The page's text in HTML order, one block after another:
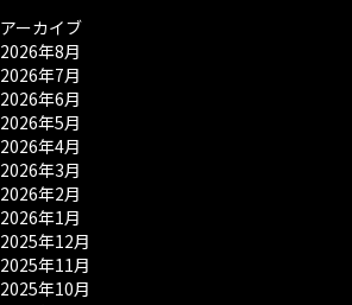
アーカイブ
2026年8月
2026年7月
2026年6月
2026年5月
2026年4月
2026年3月
2026年2月
2026年1月
2025年12月
2025年11月
2025年10月